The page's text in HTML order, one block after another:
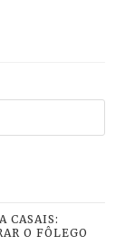
CASAIS:
O FÔLEGO